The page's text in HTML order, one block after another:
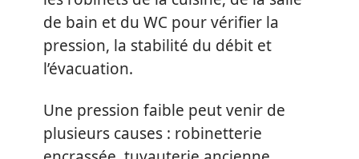
de bain et du WC pour vérifier la
pression, la stabilité du débit et
l’évacuation.
Une pression faible peut venir de
plusieurs causes : robinetterie